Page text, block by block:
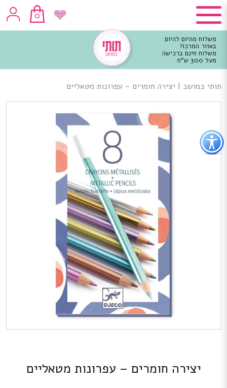
כפתור
לפתיחת
תפריט
נגישות
0
משלוח מהיום להיום
באזור המרכז!
משלוח חינם ברכישה
מעל 300 ש"ח
מרכזי
תותי במושב | יצירה חומרים – עפרונות מטאליים
יצירה חומרים – עפרונות מטאליים